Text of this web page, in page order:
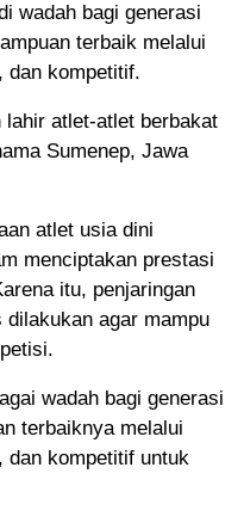
wadah bagi generasi
terbaik melalui
dan kompetitif.
lahir atlet-atlet berbakat
Sumenep, Jawa
atlet usia dini
menciptakan prestasi
itu, penjaringan
agar mampu
wadah bagi generasi
terbaiknya melalui
dan kompetitif untuk